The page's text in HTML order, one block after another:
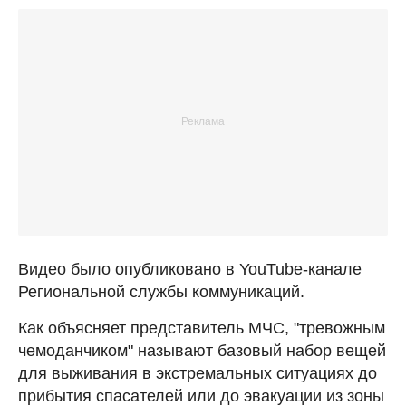
Видео было опубликовано в YouTube-канале
Региональной службы коммуникаций.
Как объясняет представитель МЧС, "тревожным
чемоданчиком" называют базовый набор вещей
для выживания в экстремальных ситуациях до
прибытия спасателей или до эвакуации из зоны